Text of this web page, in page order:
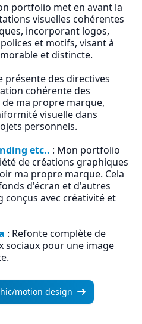
portfolio met en avant la
visuelles cohérentes
incorporant logos,
et motifs, visant à
et distincte.
présente des directives
cohérente des
ma propre marque,
visuelle dans
personnels.
etc.. : Mon portfolio
de créations graphiques
ma propre marque. Cela
d'écran et d'autres
conçus avec créativité et
: Refonte complète de
sociaux pour une image
motion design